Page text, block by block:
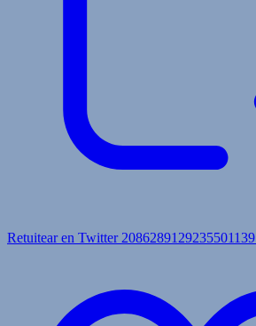
Retuitear en Twitter 2086289129235501139